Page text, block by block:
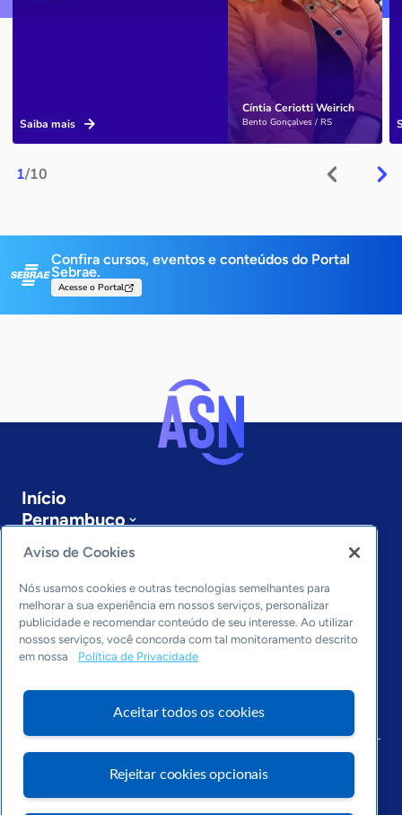
1/10
Cíntia Ceriotti Weirich
Bento Gonçalves / RS
Saiba mais
Confira cursos, eventos e conteúdos do Portal
Sebrae.
Acesse o Portal
Início
Pernambuco
Sobre a ASN
Últimas notícias
Entre em contato
Editorias
Economia & Política
Inovação & Tecnologia
Cultura empreendedora
Arquivo
Aviso de Cookies
Nós usamos cookies e outras tecnologias semelhantes para
melhorar a sua experiência em nossos serviços, personalizar
publicidade e recomendar conteúdo de seu interesse. Ao utilizar
nossos serviços, você concorda com tal monitoramento descrito
em nossa
Política de Privacidade
Aceitar todos os cookies
Rejeitar cookies opcionais